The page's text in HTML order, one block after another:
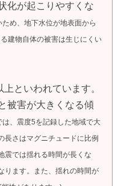
化が起こりやすくな
め、地下水位が地表面から
建物自体の被害は生じにくい
上といわれています。
被害が大きくなる傾
は、震度5を記録した地域で大
長さはマグニチュードに比例
震では揺れる時間が長くな
ります。また、揺れの時間が